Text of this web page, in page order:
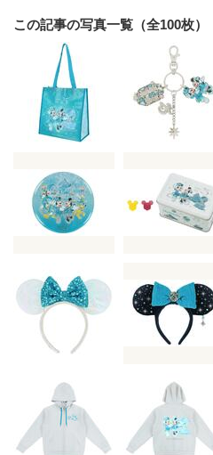
この記事の写真一覧（全100枚）